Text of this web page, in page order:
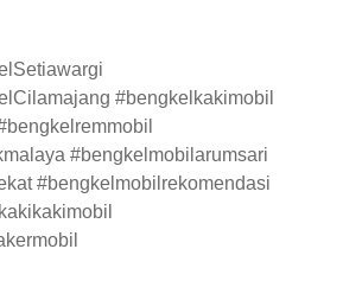
#bengkelkakimobil
#bengkelmobilarumsari
#bengkelmobilrekomendasi